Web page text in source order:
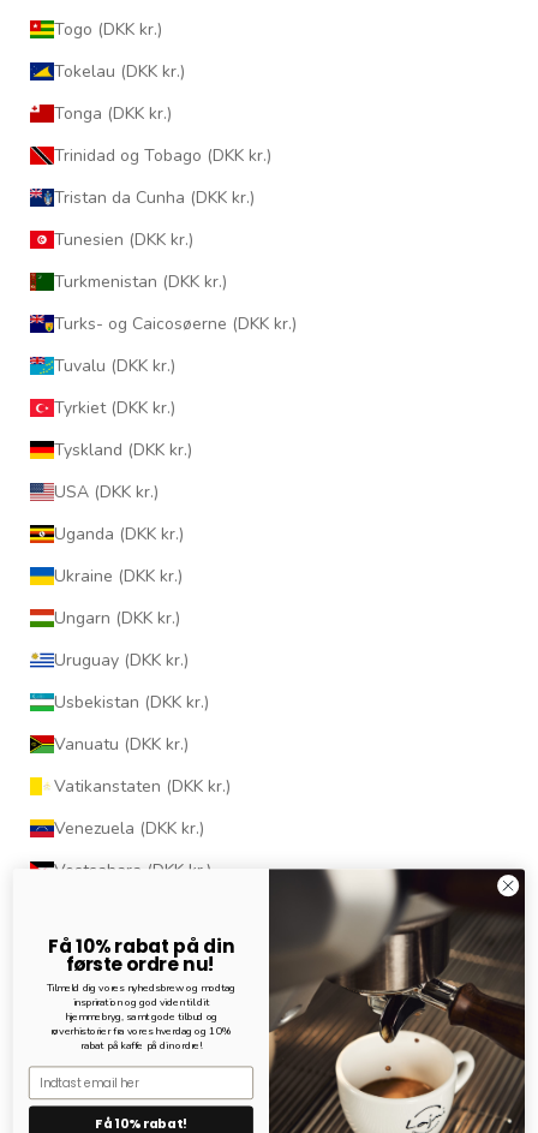
Togo (DKK kr.)
Tokelau (DKK kr.)
Tonga (DKK kr.)
Trinidad og Tobago (DKK kr.)
Tristan da Cunha (DKK kr.)
Tunesien (DKK kr.)
Turkmenistan (DKK kr.)
Turks- og Caicosøerne (DKK kr.)
Tuvalu (DKK kr.)
Tyrkiet (DKK kr.)
Tyskland (DKK kr.)
USA (DKK kr.)
Uganda (DKK kr.)
Ukraine (DKK kr.)
Ungarn (DKK kr.)
Uruguay (DKK kr.)
Usbekistan (DKK kr.)
Vanuatu (DKK kr.)
Vatikanstaten (DKK kr.)
Venezuela (DKK kr.)
Vestsahara (DKK kr.)
Wallis og Futuna (DKK kr.)
Yemen (DKK kr.)
Zambia (DKK kr.)
Få 10% rabat på din
første ordre nu!
Tilmeld dig vores nyhedsbrew og modtag
inspriration og god viden til dit
hjemmebryg, samt gode tilbud og
røverhistorier fra vores hverdag og 10%
rabat på kaffe på din ordre!
Email
Få 10% rabat!